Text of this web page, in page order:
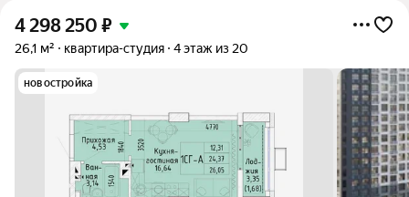
4 298 250 ₽
26,1 м² квартира-студия 4 этаж из 20
новостройка